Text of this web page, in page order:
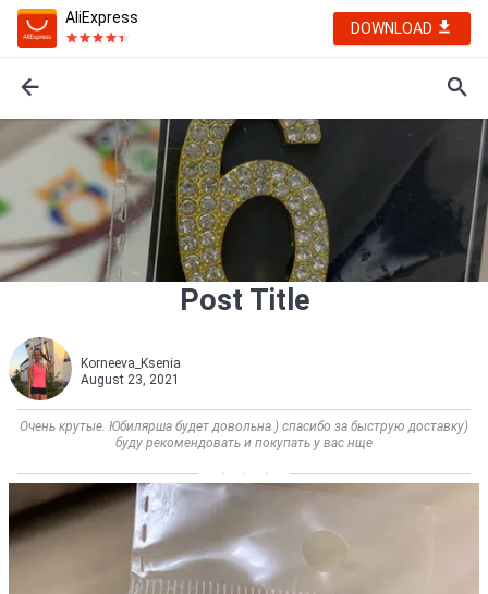
AliExpress
DOWNLOAD
Post Title
Korneeva_Ksenia
August 23, 2021
Очень крутые. Юбилярша будет довольна.) спасибо за быструю доставку)
буду рекомендовать и покупать у вас нще